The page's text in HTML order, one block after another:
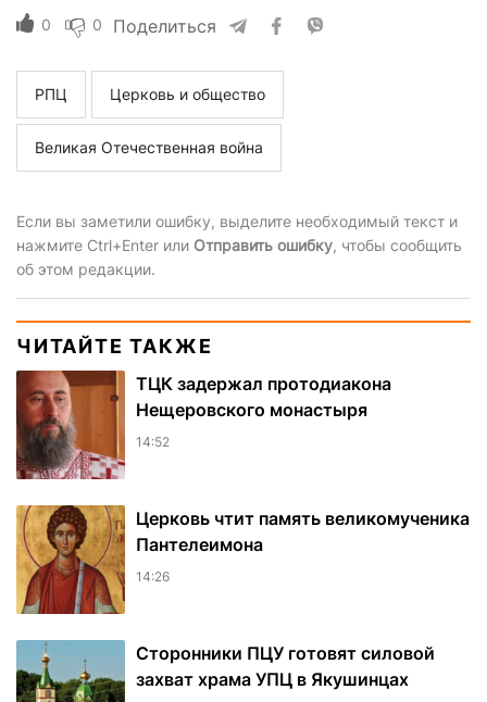
0 0 Поделиться
РПЦ Церковь и общество
Великая Отечественная война
Если вы заметили ошибку, выделите необходимый текст и
нажмите Ctrl+Enter или Отправить ошибку, чтобы сообщить
об этом редакции.
ЧИТАЙТЕ ТАКЖЕ
ТЦК задержал протодиакона
Нещеровского монастыря
14:52
Церковь чтит память великомученика
Пантелеимона
14:26
Сторонники ПЦУ готовят силовой
захват храма УПЦ в Якушинцах